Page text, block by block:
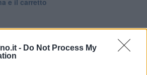
- Do Not Process My